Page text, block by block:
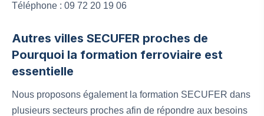
Téléphone : 09 72 20 19 06
Autres villes SECUFER proches de
Pourquoi la formation ferroviaire est
essentielle
Nous proposons également la formation SECUFER dans
plusieurs secteurs proches afin de répondre aux besoins